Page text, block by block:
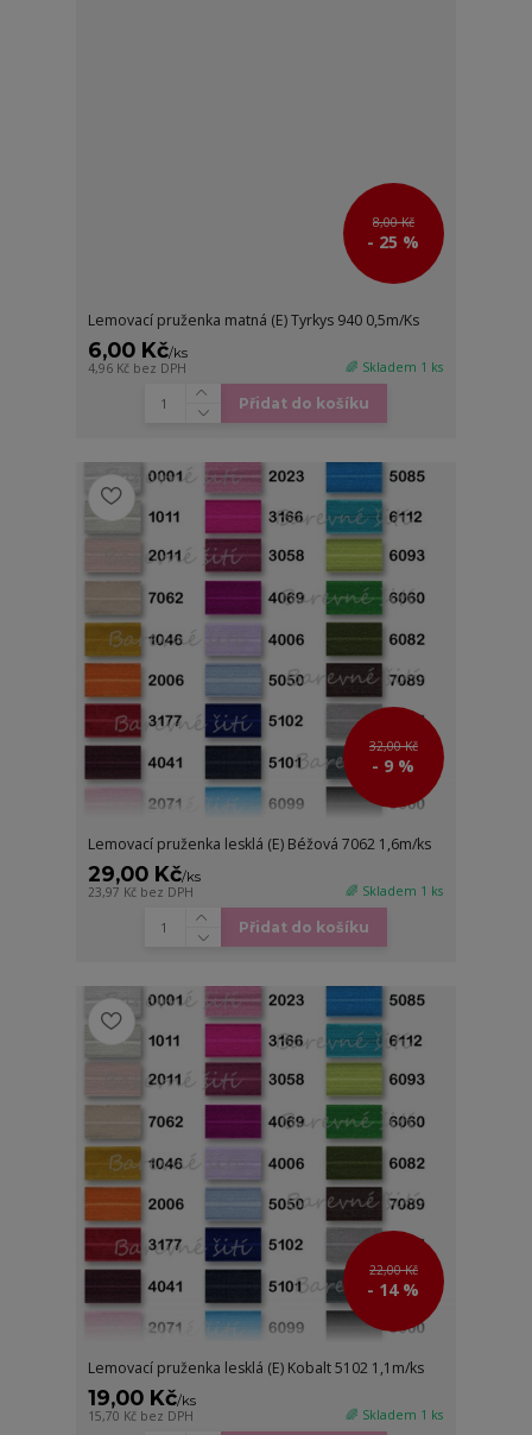
8,00 Kč
- 25 %
Lemovací pruženka matná (E) Tyrkys 940 0,5m/Ks
6,00 Kč/ks
4,96 Kč bez DPH 🌈 Skladem 1 ks
Přidat do košíku
32,00 Kč
- 9 %
Lemovací pruženka lesklá (E) Béžová 7062 1,6m/ks
29,00 Kč/ks
23,97 Kč bez DPH 🌈 Skladem 1 ks
Přidat do košíku
22,00 Kč
- 14 %
Lemovací pruženka lesklá (E) Kobalt 5102 1,1m/ks
19,00 Kč/ks
15,70 Kč bez DPH 🌈 Skladem 1 ks